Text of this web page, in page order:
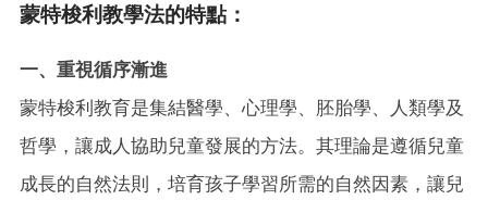
蒙特梭利教學法的特點：
一、重視循序漸進
蒙特梭利教育是集結醫學、心理學、胚胎學、人類學及
哲學，讓成人協助兒童發展的方法。其理論是遵循兒童
成長的自然法則，培育孩子學習所需的自然因素，讓兒